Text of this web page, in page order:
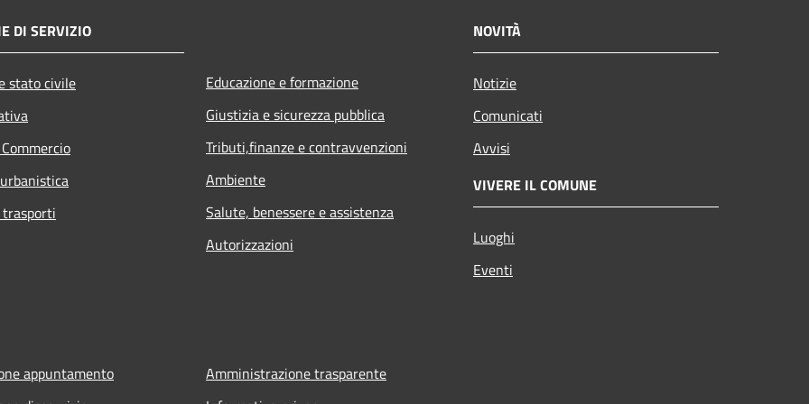
DI SERVIZIO
stato civile
Educazione e formazione
Giustizia e sicurezza pubblica
Tributi,finanze e contravvenzioni
Ambiente
Salute, benessere e assistenza
Autorizzazioni
NOVITÀ
Notizie
Comunicati
Avvisi
VIVERE IL COMUNE
Luoghi
Eventi
appuntamento
Amministrazione trasparente